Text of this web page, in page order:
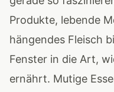
Produkte, lebende
hängendes Fleisch
Fenster in die Art,
ernährt. Mutige